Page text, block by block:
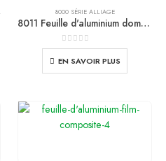
8000 SÉRIE ALLIAGE
8011 Feuille d'aluminium domestique pour l'emballage alimentaire & Utilisation en cuisine
0de 5
EN SAVOIR PLUS